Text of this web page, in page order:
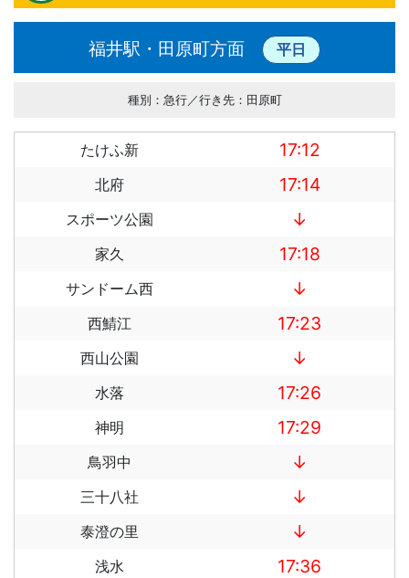
福井駅・田原町方面 平日
種別：急行／行き先：田原町
たけふ新 17:12
北府 17:14
スポーツ公園 ↓
家久 17:18
サンドーム西 ↓
西鯖江 17:23
西山公園 ↓
水落 17:26
神明 17:29
鳥羽中 ↓
三十八社 ↓
泰澄の里 ↓
浅水 17:36